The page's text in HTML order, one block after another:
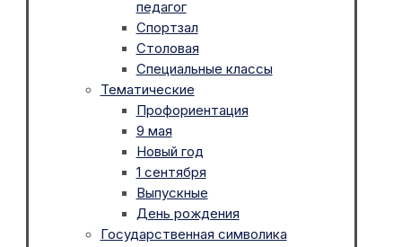
педагог
Спортзал
Столовая
Специальные классы
Тематические
Профориентация
9 мая
Новый год
1 сентября
Выпускные
День рождения
Государственная символика